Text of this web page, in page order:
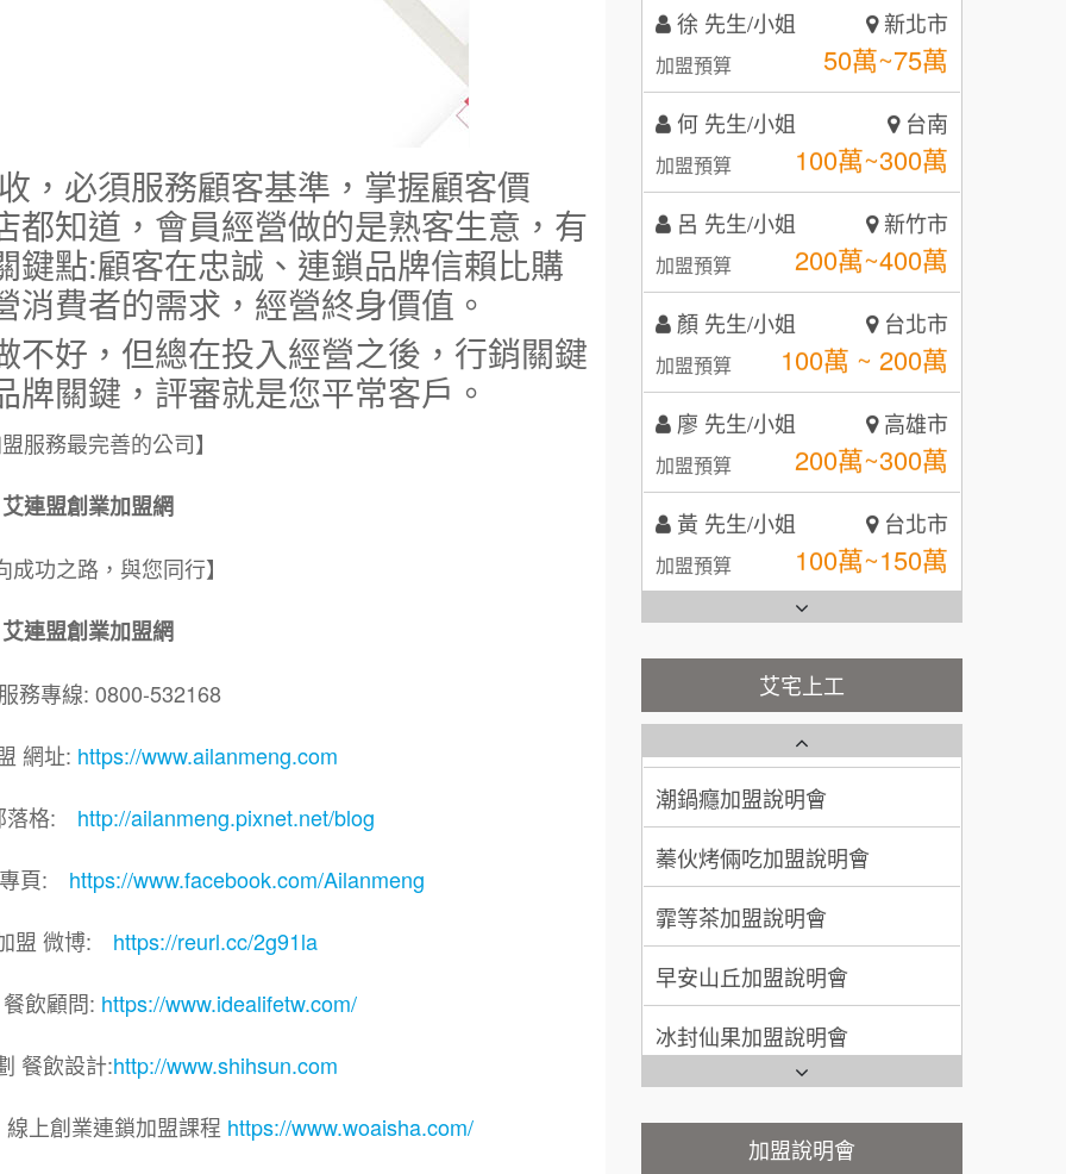
，必須服務顧客基準，掌握顧客價
都知道，會員經營做的是熟客生意，有
鍵點:顧客在忠誠、連鎖品牌信賴比購
費者的需求，經營終身價值。
不好，但總在投入經營之後，行銷關鍵
關鍵，評審就是您平常客戶。
盟服務最完善的公司】
艾連盟創業加盟網
成功之路，與您同行】
艾連盟創業加盟網
務專線: 0800-532168
網址: https://www.ailanmeng.com
落格: http://ailanmeng.pixnet.net/blog
頁: https://www.facebook.com/Ailanmeng
盟 微博: https://reurl.cc/2g91la
飲顧問: https://www.idealifetw.com/
餐飲設計:http://www.shihsun.com
上創業連鎖加盟課程 https://www.woaisha.com/
3 秉宏小米甜甜圈
4 潮鍋癮
咖啡LOOK
鼎威維修
7 88thai發發泰-泰式飯行家
8 呷尚寶
9 SHARE TEA歇腳亭
10 TEA TOP台灣第一味
徐 先生/小姐 新北市
加盟預算 50萬~75萬
何 先生/小姐 台南
加盟預算 100萬~300萬
呂 先生/小姐 新竹市
加盟預算 200萬~400萬
顏 先生/小姐 台北市
加盟預算 100萬 ~ 200萬
廖 先生/小姐 高雄市
加盟預算 200萬~300萬
黃 先生/小姐 台北市
加盟預算 100萬~150萬
林 先生/小姐 屏東縣
加盟預算 100萬 ~ 200萬
吳 先生/小姐 屏東縣
加盟預算 100萬~200萬
周 先生/小姐
加盟預算 100萬 ~150萬
徐 先生/小姐
50萬~75萬
加盟預算 100萬~300萬
呂 先生/小姐 新竹市
200萬~400萬
艾宅上工
【曉妍美妝】誠徵行政櫃檯
自助洗衣店誠徵代洗收送人員
(台中市)
MUSHEN徵SPA美容芳療師
日十。早午食加盟說明會
拾鑶火鍋加盟說明會
全家加盟說明會
台灣G湯加盟說明會
彭富貴加盟說明會
NU PASTA義大利麵加盟說明
會
潮鍋癮加盟說明會
蓁伙烤倆吃加盟說明會
霏等茶加盟說明會
早安山丘加盟說明會
冰封仙果加盟說明會
Ramble Café 漫步藍咖啡加盟
說明會
微風亭鐵板燒加盟說明會
加盟說明會
藍象廷泰式火鍋加盟說明會
日十。早午食加盟說明會
上宇林加盟說明會
莫尼早餐Morni加盟說明會
手作功夫茶加盟說明會
SHARE TEA歇腳亭加盟說明會
潮味決-湯滷專門店加盟說明會
鬍子茶加盟說明會